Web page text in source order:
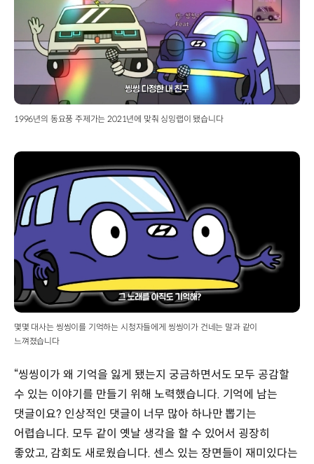
1996년의 동요풍 주제가는 2021년에 맞춰 싱잉랩이 됐습니다
몇몇 대사는 씽씽이를 기억하는 시청자들에게 씽씽이가 건네는 말과 같이
느껴졌습니다
“씽씽이가 왜 기억을 잃게 됐는지 궁금하면서도 모두 공감할
수 있는 이야기를 만들기 위해 노력했습니다. 기억에 남는
댓글이요? 인상적인 댓글이 너무 많아 하나만 뽑기는
어렵습니다. 모두 같이 옛날 생각을 할 수 있어서 굉장히
좋았고, 감회도 새로웠습니다. 센스 있는 장면들이 재미있다는